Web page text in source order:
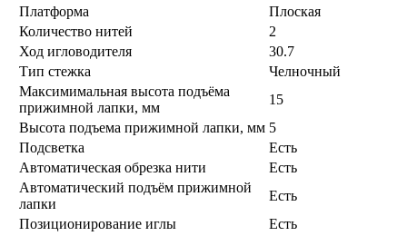
Платформа
Плоская
Количество нитей
2
Ход игловодителя
30.7
Тип стежка
Челночный
Максимимальная высота подъёма
прижимной лапки, мм
15
Высота подъема прижимной лапки, мм 5
Подсветка
Есть
Автоматическая обрезка нити
Есть
Автоматический подъём прижимной
лапки
Есть
Позиционирование иглы
Есть